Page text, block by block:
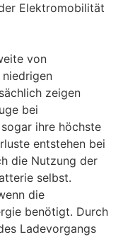
Elektromobilität
von
zeigen
bei
ihre höchste
entstehen bei
die Nutzung der
selbst.
die
benötigt. Durch
Ladevorgangs